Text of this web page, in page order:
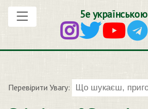
5е українською
Перевірити Увагу: